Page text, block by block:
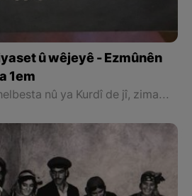
û wêjeyê - Ezmûnên
1em
Heta di çarçoveya helbesta nû ya Kurdî de jî, zimanê Refîq Sabir zimanek cuda bû ji wan ziman û awayên vegotin û hevoksaziyên ku helbestvanên serdema wî û beriya wî bi kar anîbûn. Wî hewl da bi lêhûrbûna di nav kûrahiya wateya ziman de, aliyekî nû ji wêjeya veşartî û şiyana ziman fam bike, peyda bike û cihê wê di nav helbestê de vebike. Ezmûnek ku beriya wî di warê helbesta Kurdî de nehatibû kirin.